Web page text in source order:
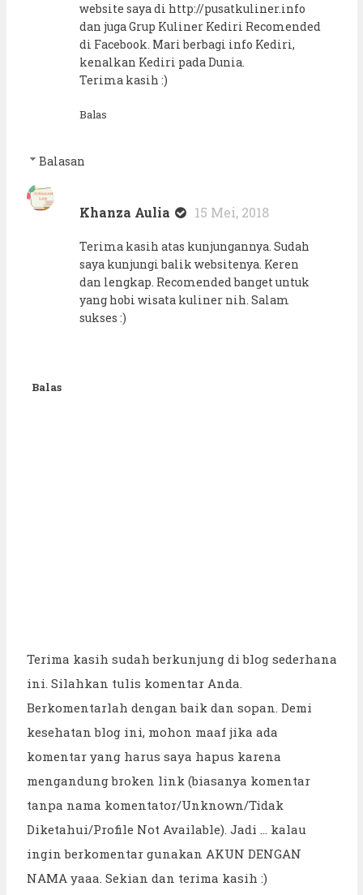
website saya di http://pusatkuliner.info
dan juga Grup Kuliner Kediri Recomended
di Facebook. Mari berbagi info Kediri,
kenalkan Kediri pada Dunia.
Terima kasih :)
Balas
Balasan
Khanza Aulia 15 Mei, 2018
Terima kasih atas kunjungannya. Sudah
saya kunjungi balik websitenya. Keren
dan lengkap. Recomended banget untuk
yang hobi wisata kuliner nih. Salam
sukses :)
Balas
Terima kasih sudah berkunjung di blog sederhana
ini. Silahkan tulis komentar Anda.
Berkomentarlah dengan baik dan sopan. Demi
kesehatan blog ini, mohon maaf jika ada
komentar yang harus saya hapus karena
mengandung broken link (biasanya komentar
tanpa nama komentator/Unknown/Tidak
Diketahui/Profile Not Available). Jadi ... kalau
ingin berkomentar gunakan AKUN DENGAN
NAMA yaaa. Sekian dan terima kasih :)